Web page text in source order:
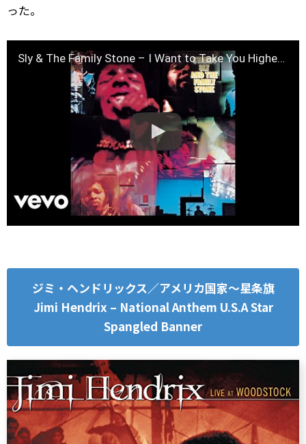
った。
Sly & The Family Stone – I Want to Take You Higher (Official Audio)
ジミ・ヘンドリックス／アメリカ国家～星条旗
Jimi Hendrix – National Anthem U.S.A Star
Spangled Banner